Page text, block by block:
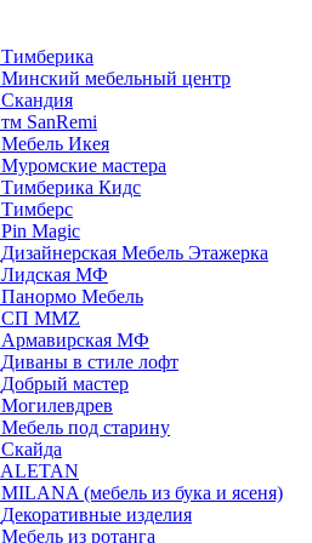
Тимберика
Минский мебельный центр
Скандия
тм SanRemi
Мебель Икея
Муромские мастера
Тимберика Кидс
Тимберс
Pin Magic
Дизайнерская Мебель Этажерка
Лидская МФ
Панормо Мебель
СП ММZ
Армавирская МФ
Диваны в стиле лофт
Добрый мастер
Могилевдрев
Мебель под старину
Скайда
ALETAN
MILANA (мебель из бука и ясеня)
Декоративные изделия
Мебель из ротанга